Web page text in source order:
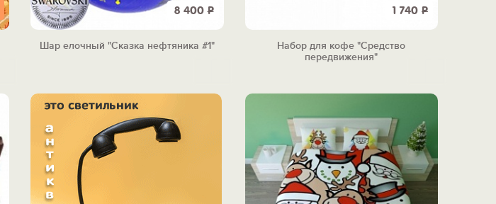
8 400Р
Шар елочный "Сказка нефтяника #1"
1 740 Р
Набор для кофе "Средство
передвижения"